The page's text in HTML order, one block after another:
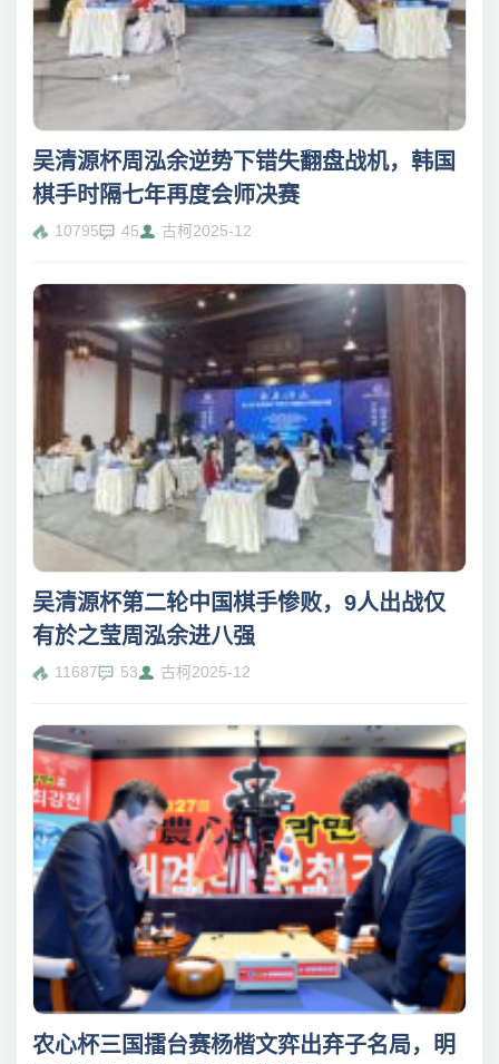
吴清源杯周泓余逆势下错失翻盘战机，韩国
棋手时隔七年再度会师决赛
10795 45 古柯2025-12
吴清源杯第二轮中国棋手惨败，9人出战仅
有於之莹周泓余进八强
11687 53 古柯2025-12
农心杯三国擂台赛杨楷文弈出弃子名局，明